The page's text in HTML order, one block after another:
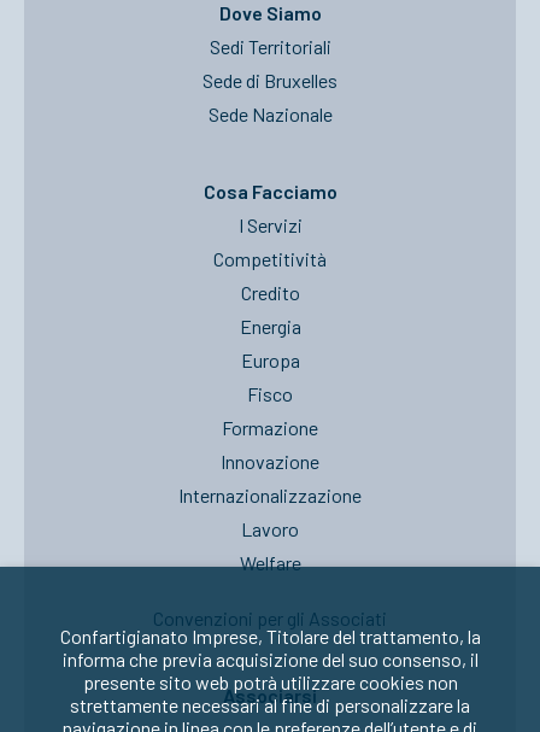
Dove Siamo
Sedi Territoriali
Sede di Bruxelles
Sede Nazionale
Cosa Facciamo
I Servizi
Competitività
Credito
Energia
Europa
Fisco
Formazione
Innovazione
Internazionalizzazione
Lavoro
Welfare
Convenzioni per gli Associati
Associarsi
Confartigianato Imprese, Titolare del trattamento, la
informa che previa acquisizione del suo consenso, il
presente sito web potrà utilizzare cookies non
strettamente necessari al fine di personalizzare la